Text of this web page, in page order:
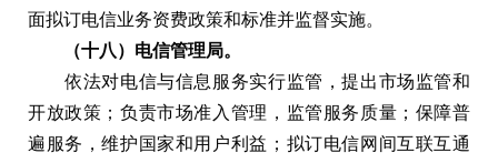
面拟订电信业务资费政策和标准并监督实施。
（十八）电信管理局。
依法对电信与信息服务实行监管，提出市场监管和
开放政策；负责市场准入管理，监管服务质量；保障普
遍服务，维护国家和用户利益；拟订电信网间互联互通